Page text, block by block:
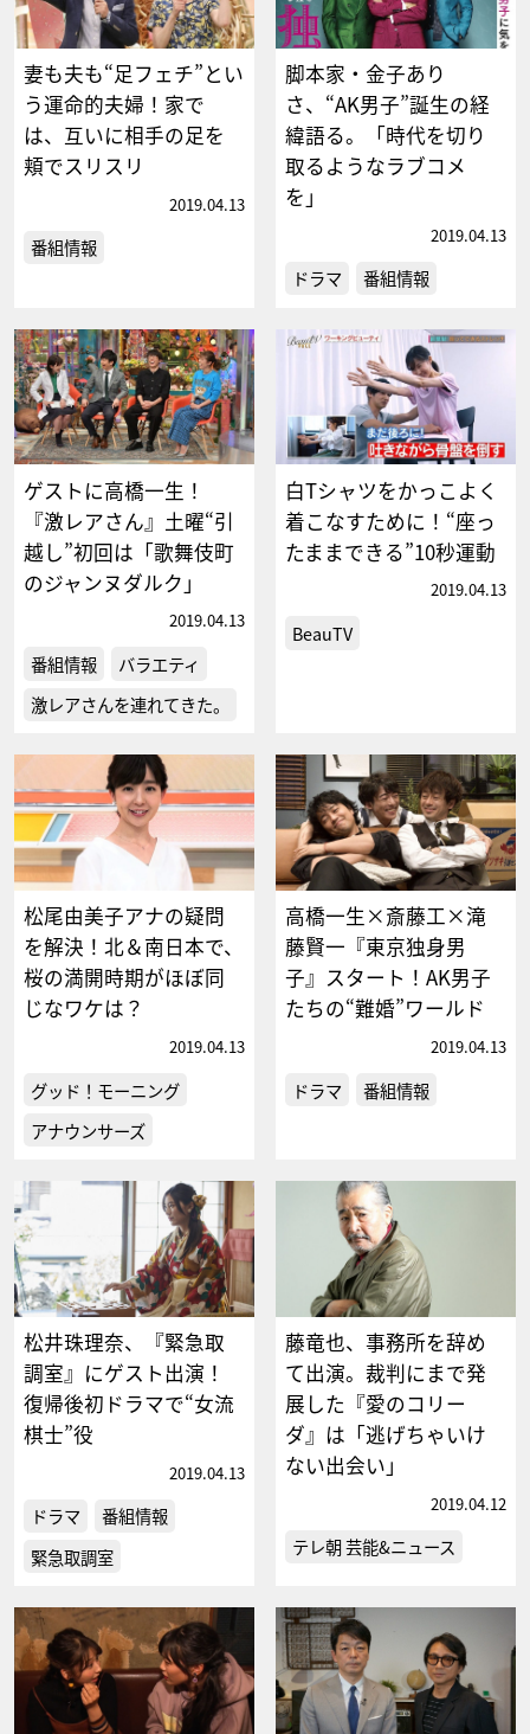
妻も夫も“足フェチ”とい
う運命的夫婦！家で
は、互いに相手の足を
頬でスリスリ
2019.04.13
番組情報
脚本家・金子あり
さ、“AK男子”誕生の経
緯語る。「時代を切り
取るようなラブコメ
を」
2019.04.13
ドラマ 番組情報
ゲストに高橋一生！
『激レアさん』土曜“引
越し”初回は「歌舞伎町
のジャンヌダルク」
2019.04.13
番組情報
バラエティ
激レアさんを連れてきた。
白Tシャツをかっこよく
着こなすために！“座っ
たままできる”10秒運動
2019.04.13
BeauTV
松尾由美子アナの疑問
を解決！北＆南日本で、
桜の満開時期がほぼ同
じなワケは？
2019.04.13
グッド！モーニング
アナウンサーズ
高橋一生×斎藤工×滝
藤賢一『東京独身男
子』スタート！AK男子
たちの“難婚”ワールド
2019.04.13
ドラマ 番組情報
松井珠理奈、『緊急取
調室』にゲスト出演！
復帰後初ドラマで“女流
棋士”役
2019.04.13
ドラマ
番組情報
緊急取調室
藤竜也、事務所を辞め
て出演。裁判にまで発
展した『愛のコリー
ダ』は「逃げちゃいけ
ない出会い」
2019.04.12
テレ朝 芸能&ニュース